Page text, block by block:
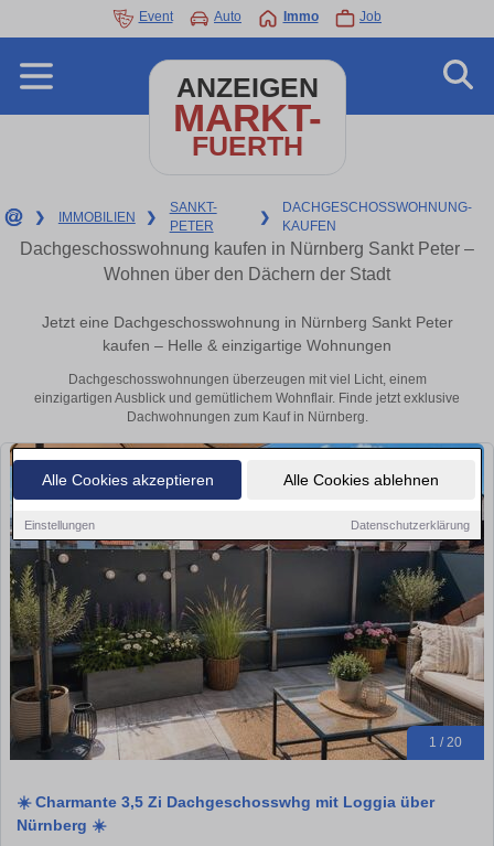
Alle Cookies akzeptieren Alle Cookies ablehnen
Einstellungen Datenschutzerklärung
Event Auto Immo Job
ANZEIGEN
MARKT-
FUERTH
❯ IMMOBILIEN ❯
SANKT-
PETER
❯
DACHGESCHOSSWOHNUNG-
KAUFEN
Dachgeschosswohnung kaufen in Nürnberg Sankt Peter –
Wohnen über den Dächern der Stadt
Jetzt eine Dachgeschosswohnung in Nürnberg Sankt Peter
kaufen – Helle & einzigartige Wohnungen
Dachgeschosswohnungen überzeugen mit viel Licht, einem
einzigartigen Ausblick und gemütlichem Wohnflair. Finde jetzt exklusive
Dachwohnungen zum Kauf in Nürnberg.
1 / 20
☀️ Charmante 3,5 Zi Dachgeschosswhg mit Loggia über
Nürnberg ☀️